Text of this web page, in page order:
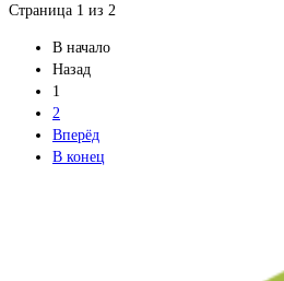
Страница 1 из 2
В начало
Назад
1
2
Вперёд
В конец